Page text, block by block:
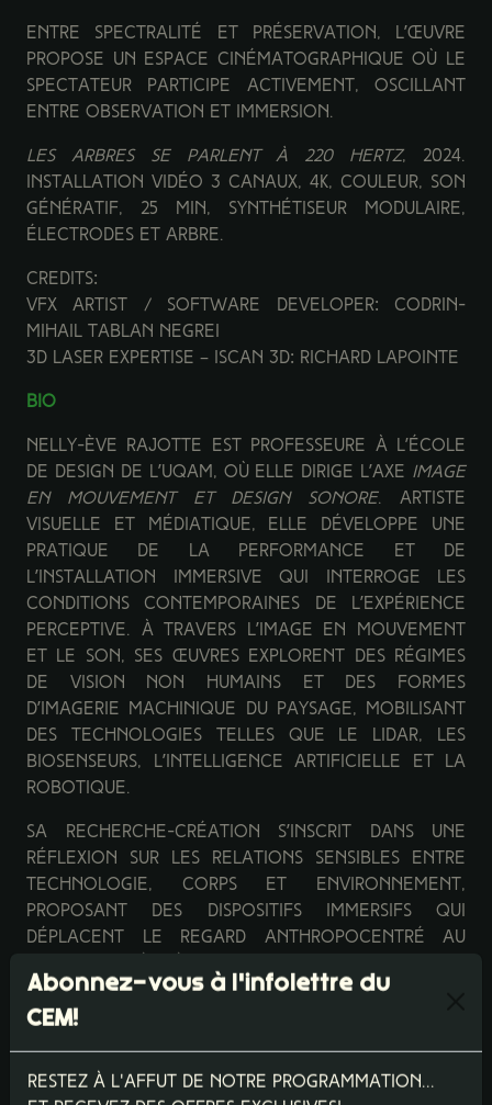
Entre spectralité et préservation, l’œuvre
propose un espace cinématographique où le
spectateur participe activement, oscillant
entre observation et immersion.
Les arbres se parlent à 220 Hertz, 2024.
Installation vidéo 3 canaux, 4K, couleur, son
génératif, 25 min, synthétiseur modulaire,
électrodes et arbre.
Credits:
VFX artist / Software developer: Codrin-
Mihail Tablan Negrei
3D laser expertise – iSCAN 3D: Richard Lapointe
BIO
Nelly-Ève Rajotte est professeure à l’École
de design de l’UQAM, où elle dirige l’axe Image
en mouvement et design sonore. Artiste
visuelle et médiatique, elle développe une
pratique de la performance et de
l’installation immersive qui interroge les
conditions contemporaines de l’expérience
perceptive. À travers l’image en mouvement
et le son, ses œuvres explorent des régimes
de vision non humains et des formes
d’imagerie machinique du paysage, mobilisant
des technologies telles que le LiDAR, les
biosenseurs, l’intelligence artificielle et la
robotique.
Sa recherche-création s’inscrit dans une
réflexion sur les relations sensibles entre
technologie, corps et environnement,
proposant des dispositifs immersifs qui
déplacent le regard anthropocentré au
vue non humains. Reconnues pour leur
échelle monumentale et leur puissance
dans des expériences où se rejouent les
notions de présence, de médiation et de
Abonnez-vous à l'infolettre du
CEM!
Restez à l'affut de notre programmation...